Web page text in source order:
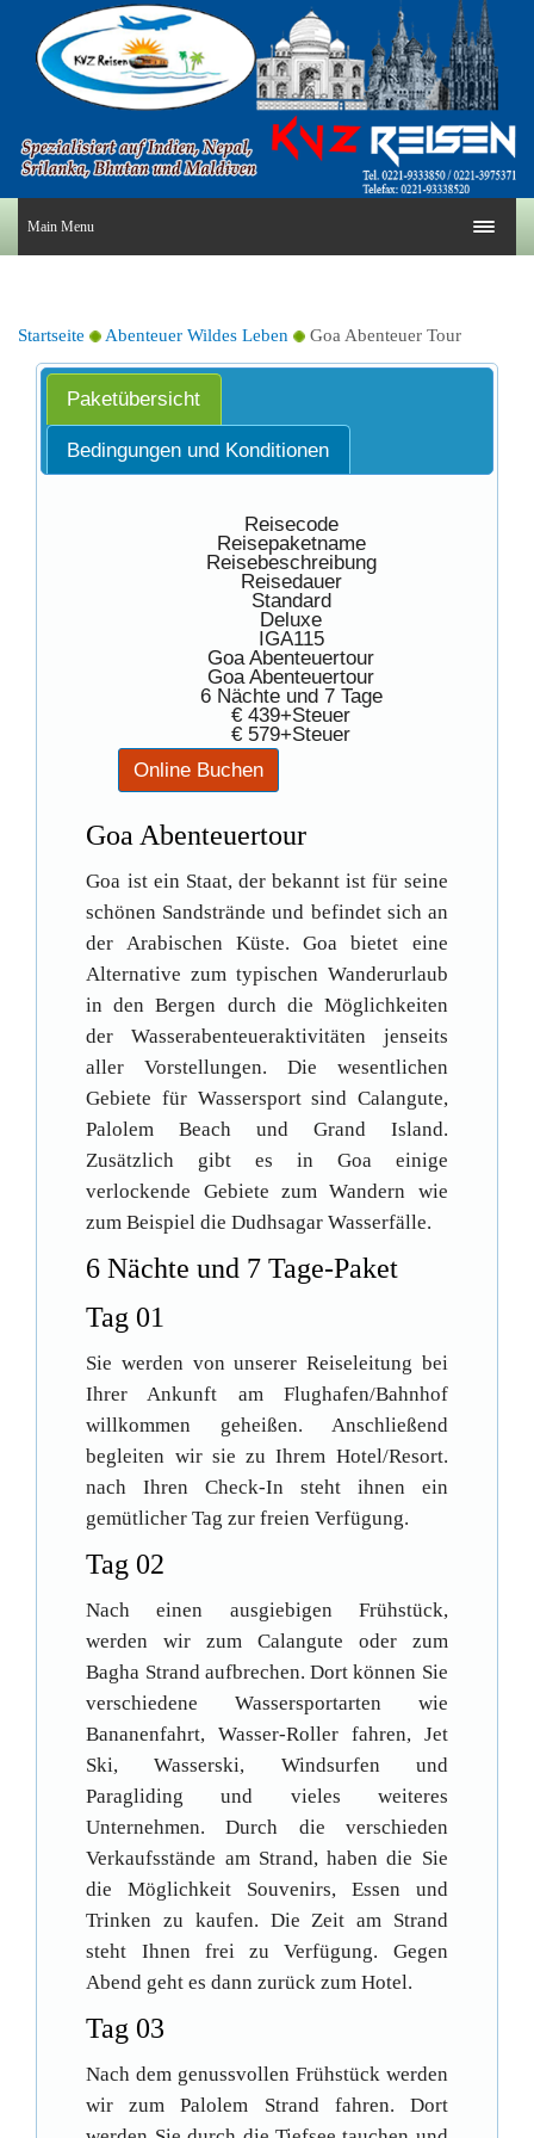
Main Menu
Startseite Abenteuer Wildes Leben Goa Abenteuer Tour
Paketübersicht
Bedingungen und Konditionen
Reisecode
Reisepaketname
Reisebeschreibung
Reisedauer
Standard
Deluxe
IGA115
Goa Abenteuertour
Goa Abenteuertour
6 Nächte und 7 Tage
€ 439+Steuer
€ 579+Steuer
Goa Abenteuertour
Goa ist ein Staat, der bekannt ist für seine
schönen Sandstrände und befindet sich an
der Arabischen Küste. Goa bietet eine
Alternative zum typischen Wanderurlaub
in den Bergen durch die Möglichkeiten
der Wasserabenteueraktivitäten jenseits
aller Vorstellungen. Die wesentlichen
Gebiete für Wassersport sind Calangute,
Palolem Beach und Grand Island.
Zusätzlich gibt es in Goa einige
verlockende Gebiete zum Wandern wie
zum Beispiel die Dudhsagar Wasserfälle.
6 Nächte und 7 Tage-Paket
Tag 01
Sie werden von unserer Reiseleitung bei
Ihrer Ankunft am Flughafen/Bahnhof
willkommen geheißen. Anschließend
begleiten wir sie zu Ihrem Hotel/Resort.
nach Ihren Check-In steht ihnen ein
gemütlicher Tag zur freien Verfügung.
Tag 02
Nach einen ausgiebigen Frühstück,
werden wir zum Calangute oder zum
Bagha Strand aufbrechen. Dort können Sie
verschiedene Wassersportarten wie
Bananenfahrt, Wasser-Roller fahren, Jet
Ski, Wasserski, Windsurfen und
Paragliding und vieles weiteres
Unternehmen. Durch die verschieden
Verkaufsstände am Strand, haben die Sie
die Möglichkeit Souvenirs, Essen und
Trinken zu kaufen. Die Zeit am Strand
steht Ihnen frei zu Verfügung. Gegen
Abend geht es dann zurück zum Hotel.
Tag 03
Nach dem genussvollen Frühstück werden
wir zum Palolem Strand fahren. Dort